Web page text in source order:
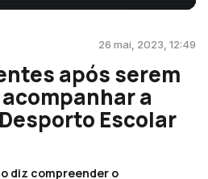
26 mai, 2023, 12:49
após serem
a
Escolar
diz compreender o